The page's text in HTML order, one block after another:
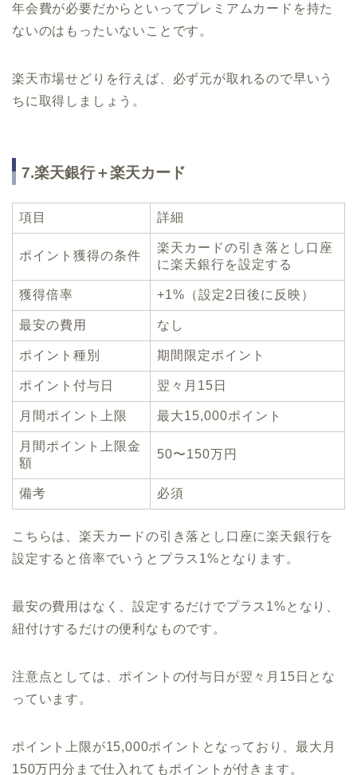
年会費が必要だからといってプレミアムカードを持た
ないのはもったいないことです。
楽天市場せどりを行えば、必ず元が取れるので早いう
ちに取得しましょう。
7.楽天銀行＋楽天カード
項目 詳細
ポイント獲得の条件
楽天カードの引き落とし口座
に楽天銀行を設定する
獲得倍率 +1%（設定2日後に反映）
最安の費用 なし
ポイント種別 期間限定ポイント
ポイント付与日 翌々月15日
月間ポイント上限 最大15,000ポイント
月間ポイント上限金
額
50〜150万円
備考 必須
こちらは、楽天カードの引き落とし口座に楽天銀行を
設定すると倍率でいうとプラス1%となります。
最安の費用はなく、設定するだけでプラス1%となり、
紐付けするだけの便利なものです。
注意点としては、ポイントの付与日が翌々月15日とな
っています。
ポイント上限が15,000ポイントとなっており、最大月
150万円分まで仕入れてもポイントが付きます。